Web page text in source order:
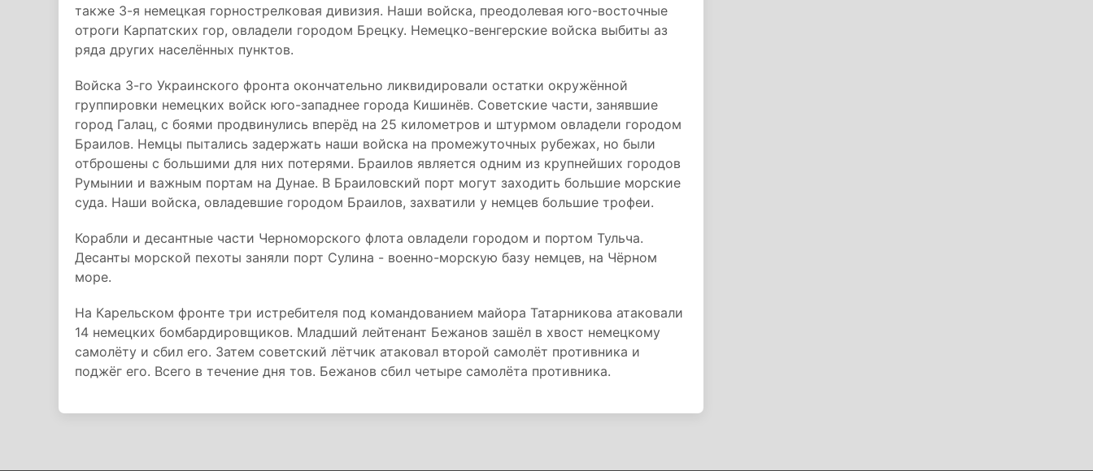
также 3-я немецкая горнострелковая дивизия. Наши войска, преодолевая юго-восточные
отроги Карпатских гор, овладели городом Брецку. Немецко-венгерские войска выбиты аз
ряда других населённых пунктов.
Войска 3-го Украинского фронта окончательно ликвидировали остатки окружённой
группировки немецких войск юго-западнее города Кишинёв. Советские части, занявшие
город Галац, с боями продвинулись вперёд на 25 километров и штурмом овладели городом
Браилов. Немцы пытались задержать наши войска на промежуточных рубежах, но были
отброшены с большими для них потерями. Браилов является одним из крупнейших городов
Румынии и важным портам на Дунае. В Браиловский порт могут заходить большие морские
суда. Наши войска, овладевшие городом Браилов, захватили у немцев большие трофеи.
Корабли и десантные части Черноморского флота овладели городом и портом Тульча.
Десанты морской пехоты заняли порт Сулина - военно-морскую базу немцев, на Чёрном
море.
На Карельском фронте три истребителя под командованием майора Татарникова атаковали
14 немецких бомбардировщиков. Младший лейтенант Бежанов зашёл в хвост немецкому
самолёту и сбил его. Затем советский лётчик атаковал второй самолёт противника и
поджёг его. Всего в течение дня тов. Бежанов сбил четыре самолёта противника.